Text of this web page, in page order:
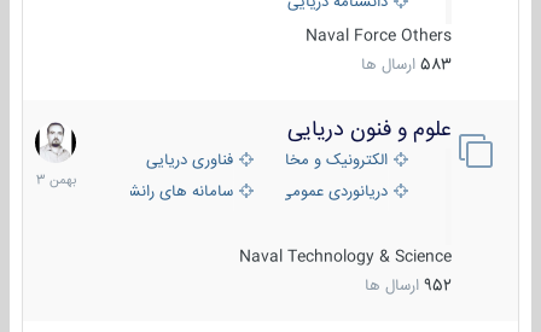
Naval Force Others
583 ارسال ها
علوم و فنون دریایی
الکترونیک و مخابرات دریاییفناوری دریایی
دریانوردی عمومی
سامانه های رانشی دریایی
Naval Technology & Science
952 ارسال ها
6
بهمن
1403